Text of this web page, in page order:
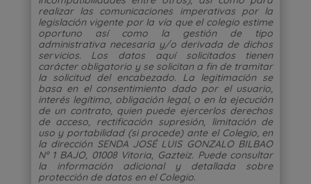
realizar las comunicaciones imperativas por la
legislación vigente por la vía que el colegio estime
oportuno así como la gestión de tipo
administrativa necesaria y/o derivada de dichos
servicios. Los datos aquí solicitados tienen
carácter obligatorio y se solicitan a fin de tramitar
la solicitud del encabezado. La legitimación se
basa en el consentimiento dado por el usuario,
interés legítimo, obligación legal, o en la ejecución
de un contrato, quien puede ejercerlos derechos
de acceso, rectificación supresión, limitación de
uso y portabilidad (si procede) ante el Colegio, en
la dirección SENDA JOSÉ LUIS GONZALO BILBAO
Nº 1 BAJO, 01008 Vitoria, Gazteiz. Puede consultar
la información adicional y detallada sobre
protección de datos en el Colegio.